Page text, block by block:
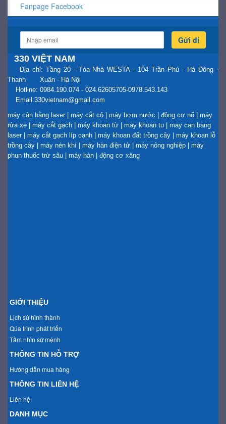
Fanpage Facebook
Gửi đi
330 VIỆT NAM
Địa chỉ: Tầng 20 - Tòa Nhà WESTA - 104 Trần Phú - Hà Đông -
Thanh Xuân - Hà Nội
Hotline: 0984.190.074 - 024.62605705-0978.543.143
Email:330vietnam@gmail.com
máy cân bằng laser | máy cắt cỏ | máy bơm nước | động cơ nổ | máy
rửa xe | máy cắt gạch | máy khoan từ | may khoan tu | may can bang
laser | máy cắt gạch líp cạnh | máy khoan đất trồng cây | máy khoan lỗ
trồng cây | máy nén khí | máy hàn điện tử | máy nông nghiệp | máy
phun thuốc trừ sâu | máy hàn | động cơ xăng
GIỚI THIỆU
Lịch sử hình thành
Qúa trình phát triển
Tầm nhìn sứ mệnh
THÔNG TIN HỖ TRỢ
Hướng dẫn mua hàng
THÔNG TIN LIÊN HỆ
Liên hệ
DANH MỤC